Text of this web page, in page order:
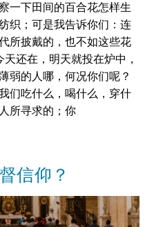
一下田间的百合花怎样生
织；可是我告诉你们：连
所披戴的，也不如这些花
还在，明天就投在炉中，
弱的人哪，何况你们呢？
们吃什么，喝什么，穿什
所寻求的；你
信仰？